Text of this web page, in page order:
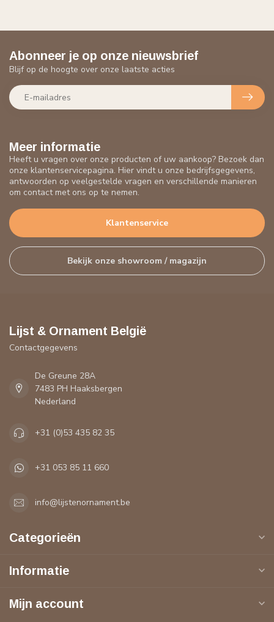
Meer informatie
Heeft u vragen over onze producten of uw aankoop? Bezoek dan
onze klantenservicepagina. Hier vindt u onze bedrijfsgegevens,
antwoorden op veelgestelde vragen en verschillende manieren
om contact met ons op te nemen.
Klantenservice
Bekijk onze showroom / magazijn
Abonneer je op onze nieuwsbrief
Blijf op de hoogte over onze laatste acties
Lijst & Ornament België
Contactgegevens
De Greune 28A
7483 PH Haaksbergen
Nederland
+31 (0)53 435 82 35
+31 053 85 11 660
info@lijstenornament.be
Categorieën
Informatie
Mijn account